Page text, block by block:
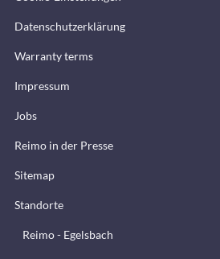
Datenschutzerklärung
Warranty terms
Impressum
Jobs
Reimo in der Presse
Sitemap
Standorte
Reimo - Egelsbach